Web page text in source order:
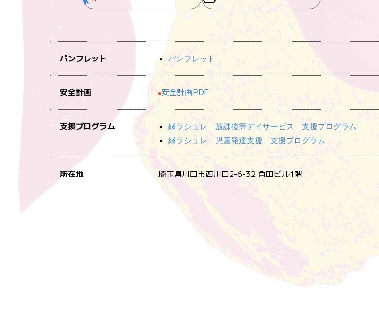
パンフレット パンフレット
安全計画 安全計画PDF
支援プログラム
縁ラシュレ 放課後等デイサービス 支援プログラム
縁ラシュレ 児童発達支援 支援プログラム
所在地 埼玉県川口市西川口2-6-32 角田ビル1階